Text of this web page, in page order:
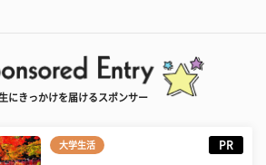
にきっかけを届けるスポンサー
大学生活 PR